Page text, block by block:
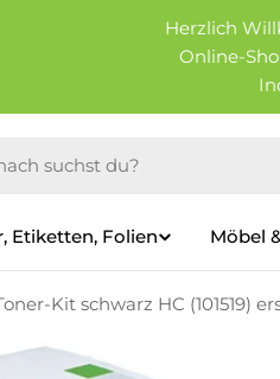
Herzlich
Online-
Etiketten, Folien Möbel
Kit schwarz HC (101519)